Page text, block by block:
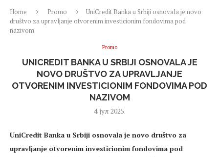
Home Promo
UniCredit Banka u Srbiji osnovala je novo
društvo za upravljanje otvorenim investicionim fondovima pod
nazivom
Promo
UNICREDIT BANKA U SRBIJI OSNOVALA JE
NOVO DRUŠTVO ZA UPRAVLJANJE
OTVORENIM INVESTICIONIM FONDOVIMA POD
NAZIVOM
4. јул 2025.
UniCredit Banka u Srbiji osnovala je novo društvo za
upravljanje otvorenim investicionim fondovima pod